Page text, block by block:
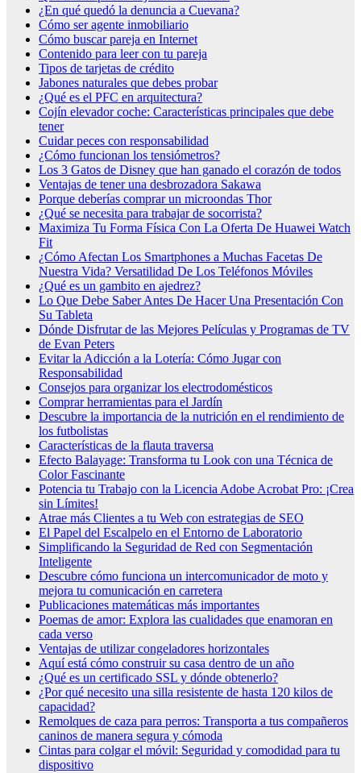
¿En qué quedó la denuncia a Cuevana?
Cómo ser agente inmobiliario
Cómo buscar pareja en Internet
Contenido para leer con tu pareja
Tipos de tarjetas de crédito
Jabones naturales que debes probar
¿Qué es el PFC en arquitectura?
Cojín elevador coche: Características principales que debe
tener
Cuidar peces con responsabilidad
¿Cómo funcionan los tensiómetros?
Los 3 Gatos de Disney que han ganado el corazón de todos
Ventajas de tener una desbrozadora Sakawa
Porque deberías comprar un microondas Thor
¿Qué se necesita para trabajar de socorrista?
Maximiza Tu Forma Física Con La Oferta De Huawei Watch
Fit
¿Cómo Afectan Los Smartphones a Muchas Facetas De
Nuestra Vida? Versatilidad De Los Teléfonos Móviles
¿Qué es un gambito en ajedrez?
Lo Que Debe Saber Antes De Hacer Una Presentación Con
Su Tableta
Dónde Disfrutar de las Mejores Películas y Programas de TV
de Evan Peters
Evitar la Adicción a la Lotería: Cómo Jugar con
Responsabilidad
Consejos para organizar los electrodomésticos
Comprar herramientas para el Jardín
Descubre la importancia de la nutrición en el rendimiento de
los futbolistas
Características de la flauta traversa
Efecto Balayage: Transforma tu Look con una Técnica de
Color Fascinante
Potencia tu Trabajo con la Licencia Adobe Acrobat Pro: ¡Crea
sin Límites!
Atrae más Clientes a tu Web con estrategias de SEO
El Papel del Escalpelo en el Entorno de Laboratorio
Simplificando la Seguridad de Red con Segmentación
Inteligente
Descubre cómo funciona un intercomunicador de moto y
mejora tu comunicación en carretera
Publicaciones matemáticas más importantes
Poemas de amor: Explora las cualidades que enamoran en
cada verso
Ventajas de utilizar congeladores horizontales
Aquí está cómo construir su casa dentro de un año
¿Qué es un certificado SSL y dónde obtenerlo?
¿Por qué necesito una silla resistente de hasta 120 kilos de
capacidad?
Remolques de caza para perros: Transporta a tus compañeros
caninos de manera segura y cómoda
Cintas para colgar el móvil: Seguridad y comodidad para tu
dispositivo